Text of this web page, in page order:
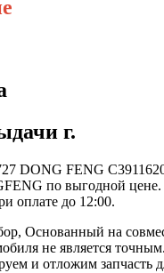
г.
DONG FENG
по выгодной цене.
оплате до 12:00.
Основанный на
не является
и отложим запчасть